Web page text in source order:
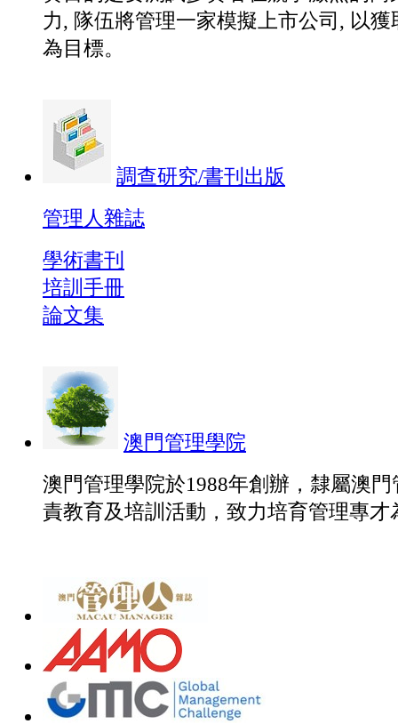
力, 隊伍將管理一家模擬上市公司 , 以
為目標。
調查研究/書刊出版
管理人雜誌
學術書刊
培訓手冊
論文集
澳門管理學院
澳門管理學院於1988年創辦，隸屬澳
責教育及培訓活動，致力培育管理專才